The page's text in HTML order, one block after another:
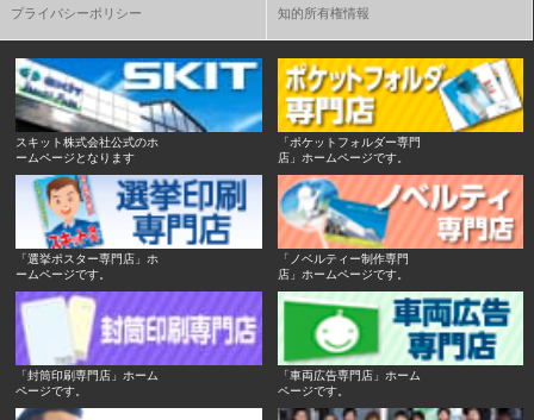
プライバシーポリシー 知的所有権情報
スキット株式会社公式のホ
ームページとなります
「ポケットフォルダー専門
店」ホームページです。
「選挙ポスター専門店」ホ
ームページです。
「ノベルティー制作専門
店」ホームページです。
「封筒印刷専門店」ホーム
ページです。
「車両広告専門店」ホーム
ページです。